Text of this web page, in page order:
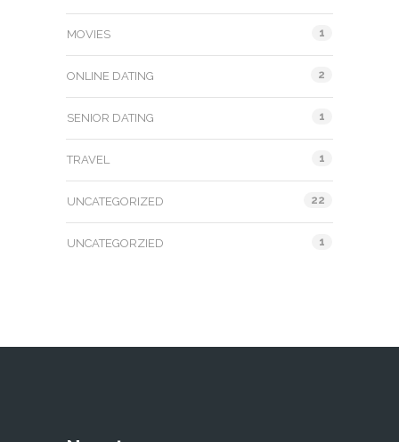
MOVIES 1
ONLINE DATING 2
SENIOR DATING 1
TRAVEL 1
UNCATEGORIZED 22
UNCATEGORZIED 1